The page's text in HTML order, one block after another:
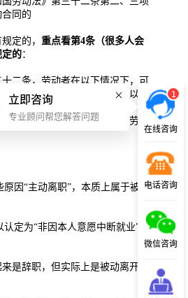
同的
定的， 重点看第4条（很多人会
定的：
二条，劳动者在以下情况下，可
同：在试用期内的用人单位以暴
人身自由的手段强迫劳动的，用
约定支付劳动报酬或者提供劳动
因“主动离职”，本质上属于被
定为“非因本人意愿中断就业”
是辞职，但实际上是被动离开，
1
在线咨询
电话咨询
微信咨询
立即咨询
专业顾问帮您解答问题